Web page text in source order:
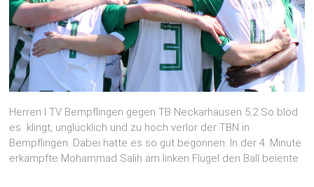
Herren I TV Bempflingen gegen TB Neckarhausen 5:2 So blöd
es klingt, unglücklich und zu hoch verlor der TBN in
Bempflingen. Dabei hatte es so gut begonnen. In der 4. Minute
erkämpfte Mohammad Salih am linken Flügel den Ball beiente